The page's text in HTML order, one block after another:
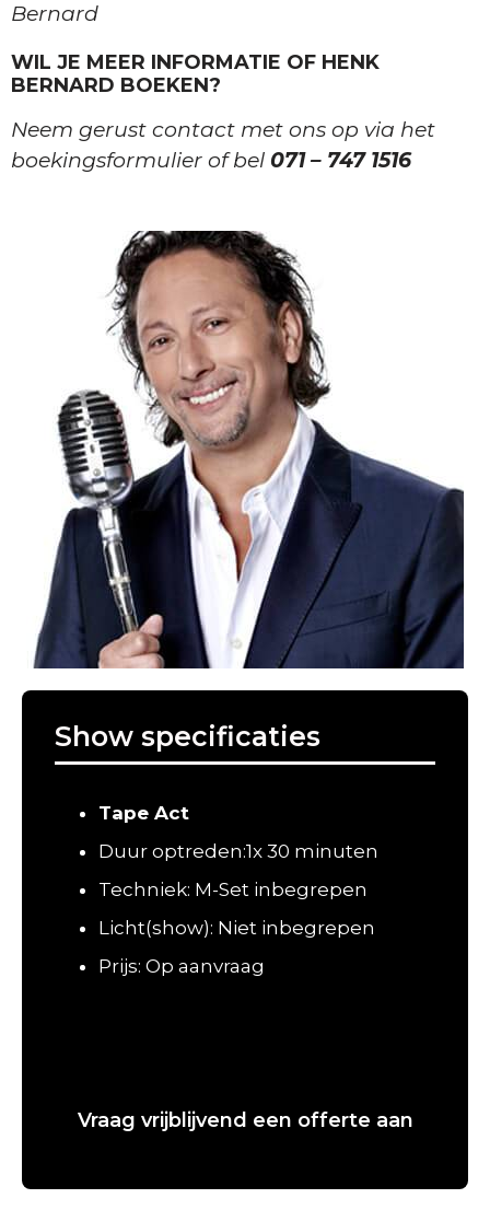
Bernard
WIL JE MEER INFORMATIE OF HENK
BERNARD BOEKEN?
Neem gerust contact met ons op via het
boekingsformulier of bel 071 – 747 1516
Show specificaties
Tape Act
Duur optreden:1x 30 minuten
Techniek: M-Set inbegrepen
Licht(show): Niet inbegrepen
Prijs: Op aanvraag
Vraag vrijblijvend een offerte aan